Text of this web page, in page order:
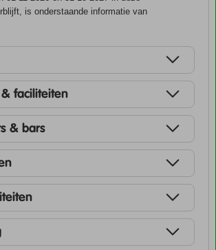
is onderstaande informatie van
faciliteiten
& bars